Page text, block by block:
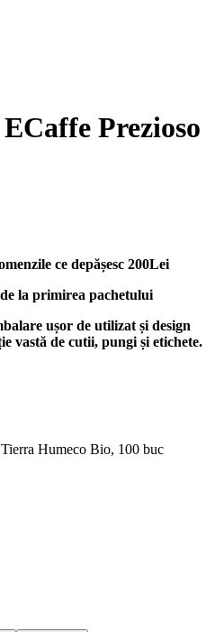
Prezioso
ce depășesc 200Lei
la primirea pachetului
ușor de utilizat și design
vastă de cutii, pungi și etichete.